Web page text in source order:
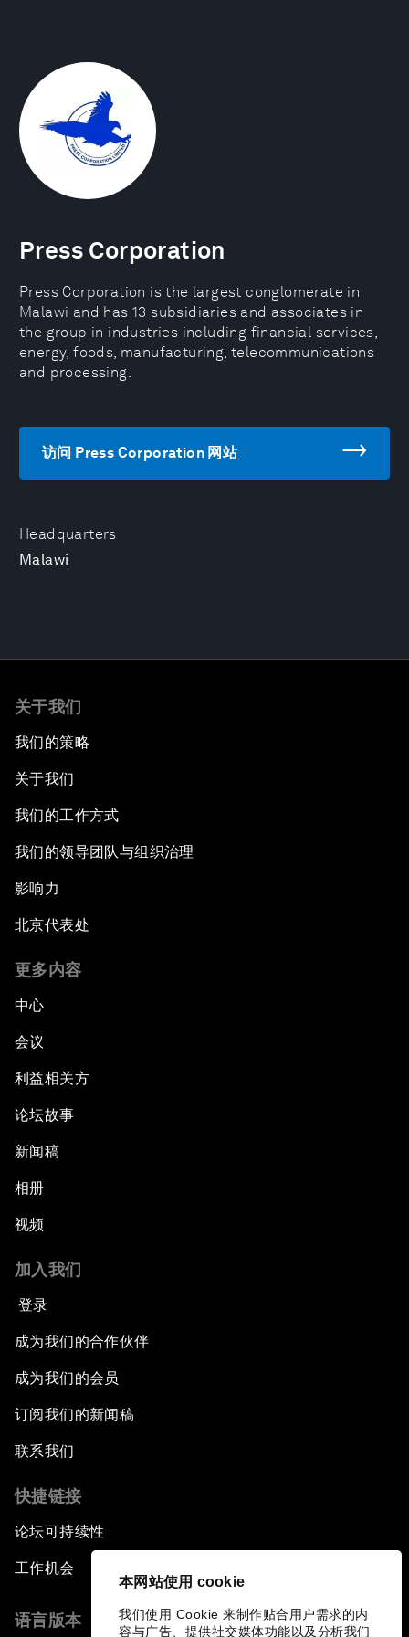
本网站使用 cookie
我们使用 Cookie 来制作贴合用户需求的内
容与广告、提供社交媒体功能以及分析我们
Headquarters
Malawi
Press Corporation
Press Corporation is the largest conglomerate in
Malawi and has 13 subsidiaries and associates in
the group in industries including financial services,
energy, foods, manufacturing, telecommunications
and processing.
访问 Press Corporation 网站
关于我们
我们的策略
关于我们
我们的工作方式
我们的领导团队与组织治理
影响力
北京代表处
更多内容
中心
会议
利益相关方
论坛故事
新闻稿
相册
视频
加入我们
登录
成为我们的合作伙伴
成为我们的会员
订阅我们的新闻稿
联系我们
快捷链接
论坛可持续性
工作机会
语言版本